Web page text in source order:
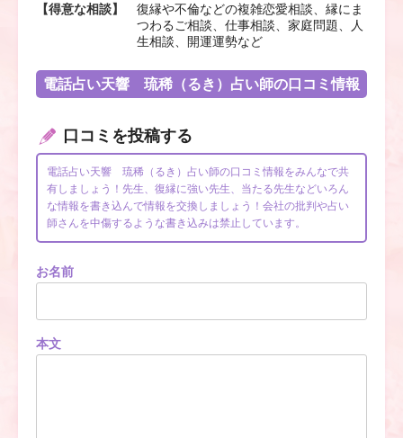
【得意な相談】
復縁や不倫などの複雑恋愛相談、縁にま
つわるご相談、仕事相談、家庭問題、人
生相談、開運運勢など
電話占い天響 琉稀（るき）占い師の口コミ情報
口コミを投稿する
電話占い天響 琉稀（るき）占い師の口コミ情報をみんなで共
有しましょう！先生、復縁に強い先生、当たる先生などいろん
な情報を書き込んで情報を交換しましょう！会社の批判や占い
師さんを中傷するような書き込みは禁止しています。
お名前
本文